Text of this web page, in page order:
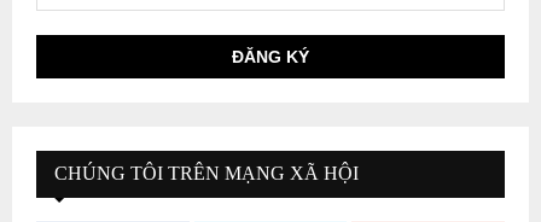
CHÚNG TÔI TRÊN MẠNG XÃ HỘI